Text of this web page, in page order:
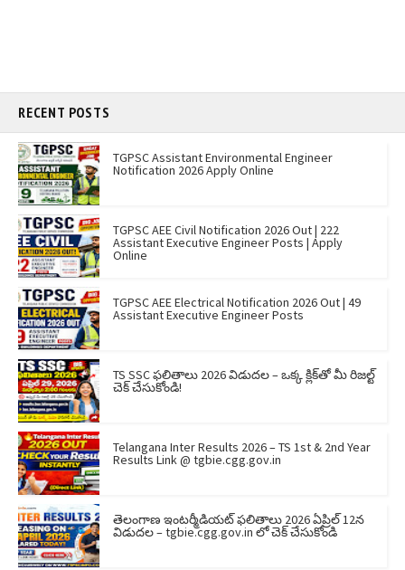
RECENT POSTS
TGPSC Assistant Environmental Engineer
Notification 2026 Apply Online
TGPSC AEE Civil Notification 2026 Out | 222
Assistant Executive Engineer Posts | Apply
Online
TGPSC AEE Electrical Notification 2026 Out | 49
Assistant Executive Engineer Posts
TS SSC ఫలితాలు 2026 విడుదల – ఒక్క క్లిక్‌తో మీ రిజల్ట్
చెక్ చేసుకోండి!
Telangana Inter Results 2026 – TS 1st & 2nd Year
Results Link @ tgbie.cgg.gov.in
తెలంగాణ ఇంటర్మీడియట్ ఫలితాలు 2026 ఏప్రిల్ 12న
విడుదల – tgbie.cgg.gov.in లో చెక్ చేసుకోండి